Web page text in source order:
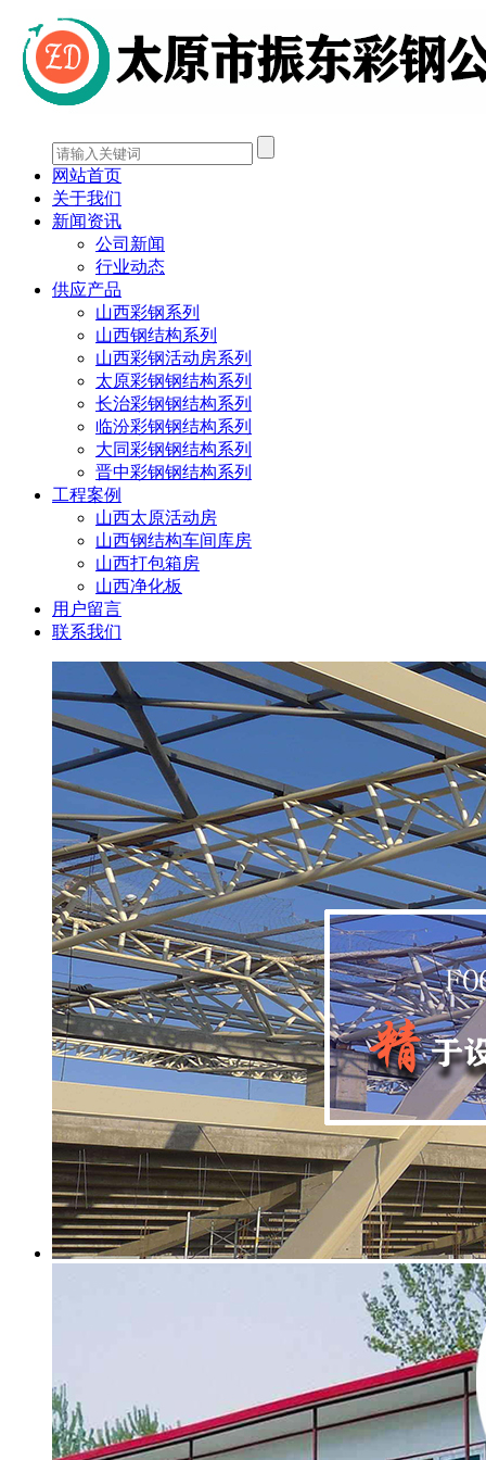
网站首页
关于我们
新闻资讯
公司新闻
行业动态
供应产品
山西彩钢系列
山西钢结构系列
山西彩钢活动房系列
太原彩钢钢结构系列
长治彩钢钢结构系列
临汾彩钢钢结构系列
大同彩钢钢结构系列
晋中彩钢钢结构系列
工程案例
山西太原活动房
山西钢结构车间库房
山西打包箱房
山西净化板
用户留言
联系我们